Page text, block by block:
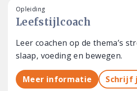
Leefstijlcoach
Opleiding
Leer coachen op de thema’s
slaap, voeding en bewegen.
Meer informatie Schrijf